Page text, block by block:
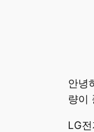
안녕
량이
LG